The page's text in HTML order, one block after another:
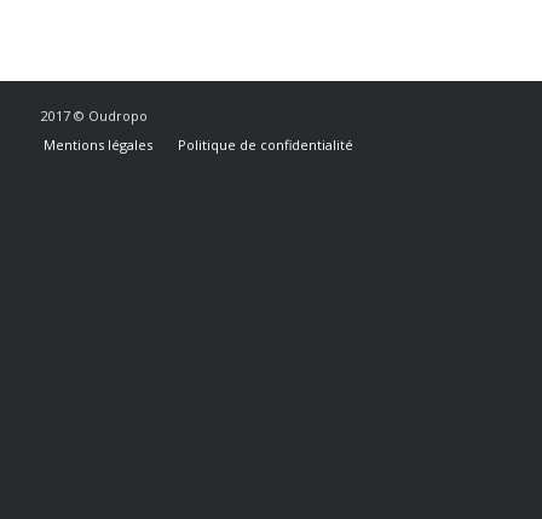
2017 © Oudropo
Mentions légales
Politique de confidentialité